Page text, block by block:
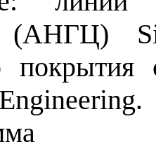
(АНГЦ)
покрытия